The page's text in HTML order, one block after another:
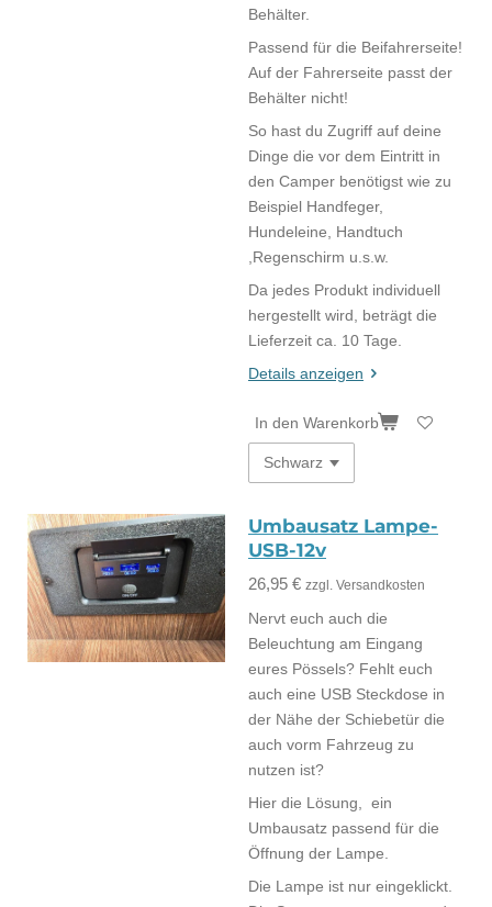
Behälter.
Passend für die Beifahrerseite!
Auf der Fahrerseite passt der
Behälter nicht!
So hast du Zugriff auf deine
Dinge die vor dem Eintritt in
den Camper benötigst wie zu
Beispiel Handfeger,
Hundeleine, Handtuch
,Regenschirm u.s.w.
Da jedes Produkt individuell
hergestellt wird, beträgt die
Lieferzeit ca. 10 Tage.
Details anzeigen
In den Warenkorb
Umbausatz Lampe-
USB-12v
26,95 € zzgl. Versandkosten
Nervt euch auch die
Beleuchtung am Eingang
eures Pössels? Fehlt euch
auch eine USB Steckdose in
der Nähe der Schiebetür die
auch vorm Fahrzeug zu
nutzen ist?
Hier die Lösung, ein
Umbausatz passend für die
Öffnung der Lampe.
Die Lampe ist nur eingeklickt.